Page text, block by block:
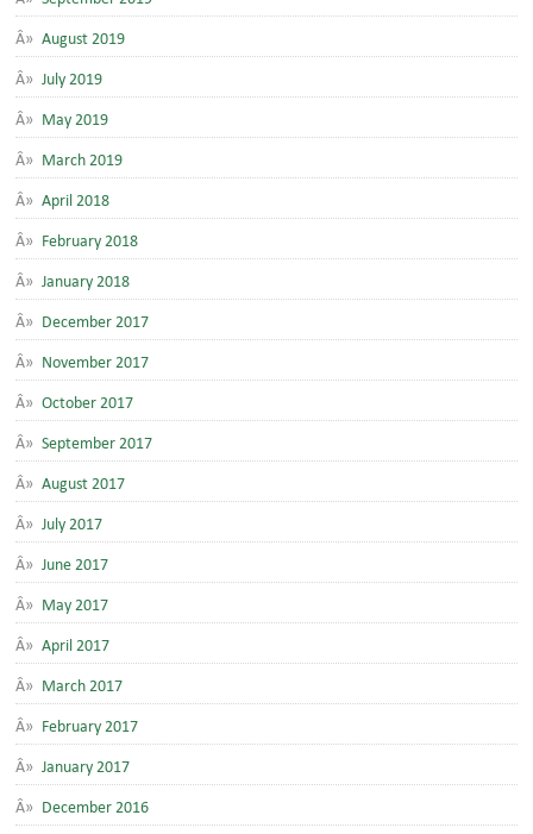
August 2019
July 2019
May 2019
March 2019
April 2018
February 2018
January 2018
December 2017
November 2017
October 2017
September 2017
August 2017
July 2017
June 2017
May 2017
April 2017
March 2017
February 2017
January 2017
December 2016